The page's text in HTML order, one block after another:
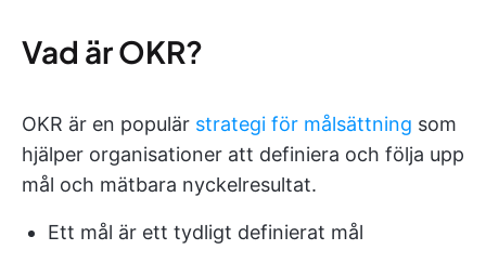
Vad är OKR?
OKR är en populär strategi för målsättning som
hjälper organisationer att definiera och följa upp
mål och mätbara nyckelresultat.
Ett mål är ett tydligt definierat mål